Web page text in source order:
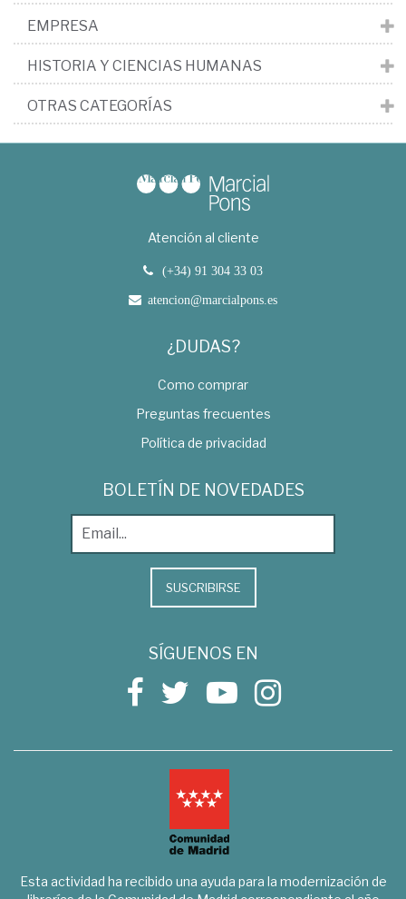
EMPRESA
HISTORIA Y CIENCIAS HUMANAS
OTRAS CATEGORÍAS
Atención al cliente
(+34) 91 304 33 03
atencion@marcialpons.es
¿DUDAS?
Como comprar
Preguntas frecuentes
Política de privacidad
BOLETÍN DE NOVEDADES
SUSCRIBIRSE
SÍGUENOS EN
Esta actividad ha recibido una ayuda para la modernización de